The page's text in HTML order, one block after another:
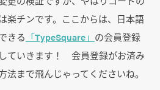
楽チンです。ここからは、日本語
きる 「TypeSquare」 の会員登録
ていきます！ 会員登録がお済み
法まで飛んじゃってくださいね。